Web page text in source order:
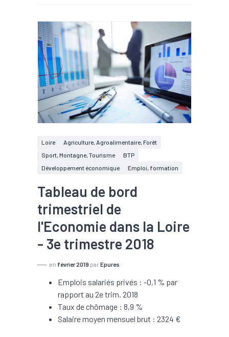
Loire
Agriculture, Agroalimentaire, Forêt
Sport, Montagne, Tourisme
BTP
Développement économique
Emploi, formation
Tableau de bord
trimestriel de
l'Economie dans la Loire
- 3e trimestre 2018
en février 2019 par Epures
Emplois salariés privés : -0,1 % par
rapport au 2e trim. 2018
Taux de chômage : 8,9 %
Salaire moyen mensuel brut : 2324 €